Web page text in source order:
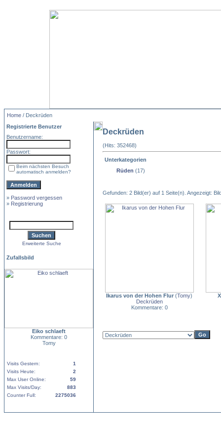
Home / Deckrüden
Registrierte Benutzer
Benutzername:
Passwort:
Beim nächsten Besuch
automatisch anmelden?
» Password vergessen
» Registrierung
Erweiterte Suche
Zufallsbild
Eiko schlaeft
Kommentare: 0
Tomy
Visits Gestern:
1
Visits Heute:
2
Max User Online:
59
Max Visits/Day:
883
Counter Full:
2275036
Deckrüden
(Hits: 352468)
Unterkategorien
Rüden (17)
Gefunden: 2 Bild(er) auf 1 Seite(n). Angezeigt:
Ikarus von der Hohen Flur (Tomy)
Deckrüden
Kommentare: 0